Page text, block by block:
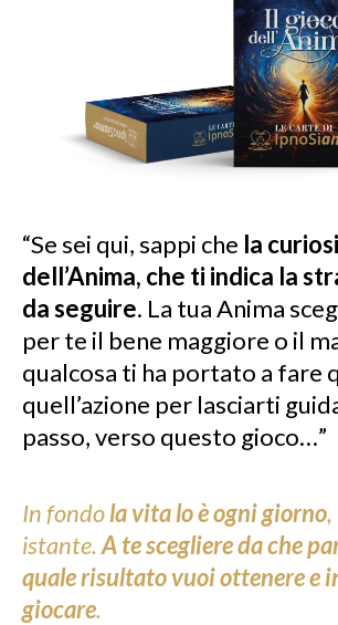
“Se sei qui, sappi che la
dell’Anima, che ti indica la
da seguire. La tua Anima
per te il bene maggiore o il
qualcosa ti ha portato a fare
quell’azione per lasciarti
passo, verso questo gioco…”
In fondola vita lo è ogni giorno,
istante.A te scegliere da che
quale risultato vuoi ottenere e
giocare.